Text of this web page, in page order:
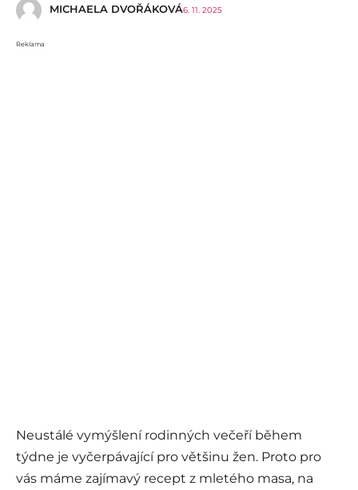
MICHAELA DVOŘÁKOVÁ6. 11. 2025
Reklama
Neustálé vymýšlení rodinných večeří během
týdne je vyčerpávající pro většinu žen. Proto pro
vás máme zajímavý recept z mletého masa, na